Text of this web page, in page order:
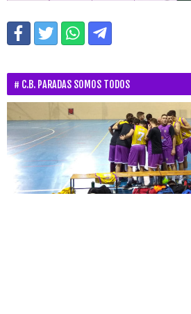
C.B. PARADAS SOMOS TODOS